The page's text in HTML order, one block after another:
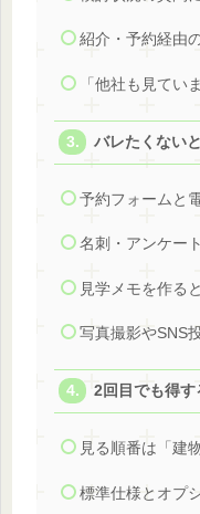
紹介・予約経由
「他社も見てい
バレたくない
予約フォームと
名刺・アンケー
見学メモを作る
写真撮影やSNS
2回目でも得
見る順番は「建
標準仕様とオプ